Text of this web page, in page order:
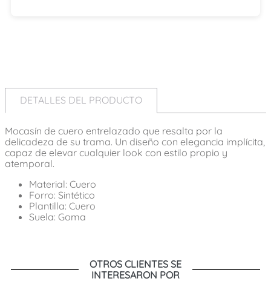
DETALLES DEL PRODUCTO
Mocasín de cuero entrelazado que resalta por la
delicadeza de su trama. Un diseño con elegancia implícita,
capaz de elevar cualquier look con estilo propio y
atemporal.
Material: Cuero
Forro: Sintético
Plantilla: Cuero
Suela: Goma
OTROS CLIENTES SE
INTERESARON POR